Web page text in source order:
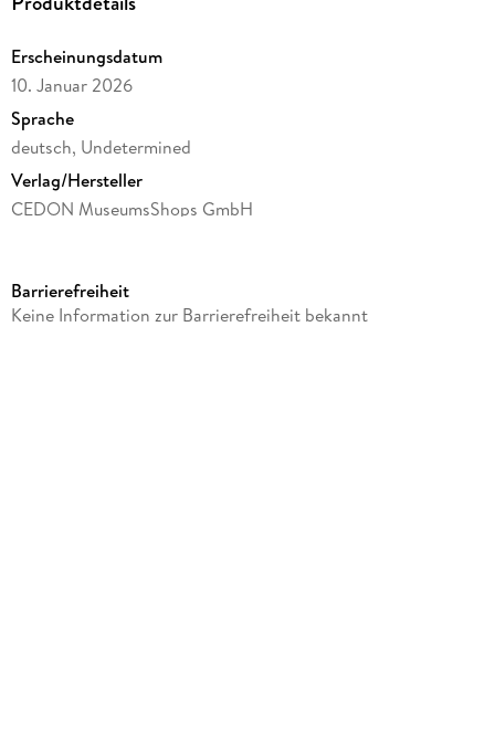
Erscheinungsdatum
10. Januar 2026
Sprache
deutsch, Undetermined
Verlag/Hersteller
CEDON MuseumsShops GmbH
Gewicht
Barrierefreiheit
Keine Information zur Barrierefreiheit bekannt